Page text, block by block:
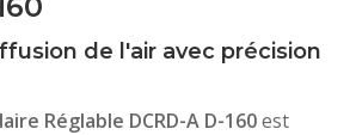
de l'air avec précision
Réglable DCRD-A D-160est